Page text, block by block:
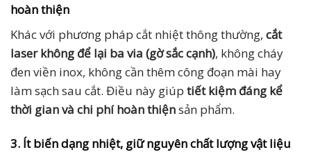
hoàn thiện
Khác với phương pháp cắt nhiệt thông thường, cắt
laser không để lại ba via (gờ sắc cạnh), không cháy
đen viền inox, không cần thêm công đoạn mài hay
làm sạch sau cắt. Điều này giúp tiết kiệm đáng kể
thời gian và chi phí hoàn thiệnsản phẩm.
3. Ít biến dạng nhiệt, giữ nguyên chất lượng vật liệu